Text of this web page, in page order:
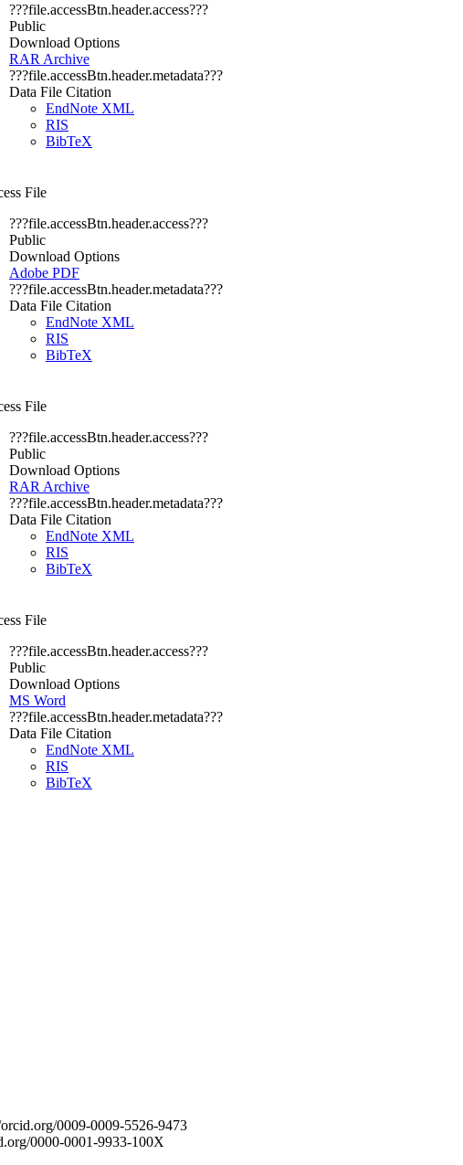
???file.accessBtn.header.access???
Public
Download Options
RAR Archive
???file.accessBtn.header.metadata???
Data File Citation
EndNote XML
RIS
BibTeX
File
???file.accessBtn.header.access???
Public
Download Options
Adobe PDF
???file.accessBtn.header.metadata???
Data File Citation
EndNote XML
RIS
BibTeX
File
???file.accessBtn.header.access???
Public
Download Options
RAR Archive
???file.accessBtn.header.metadata???
Data File Citation
EndNote XML
RIS
BibTeX
File
???file.accessBtn.header.access???
Public
Download Options
MS Word
???file.accessBtn.header.metadata???
Data File Citation
EndNote XML
RIS
BibTeX
0009-0009-5526-9473
0000-0001-9933-100X